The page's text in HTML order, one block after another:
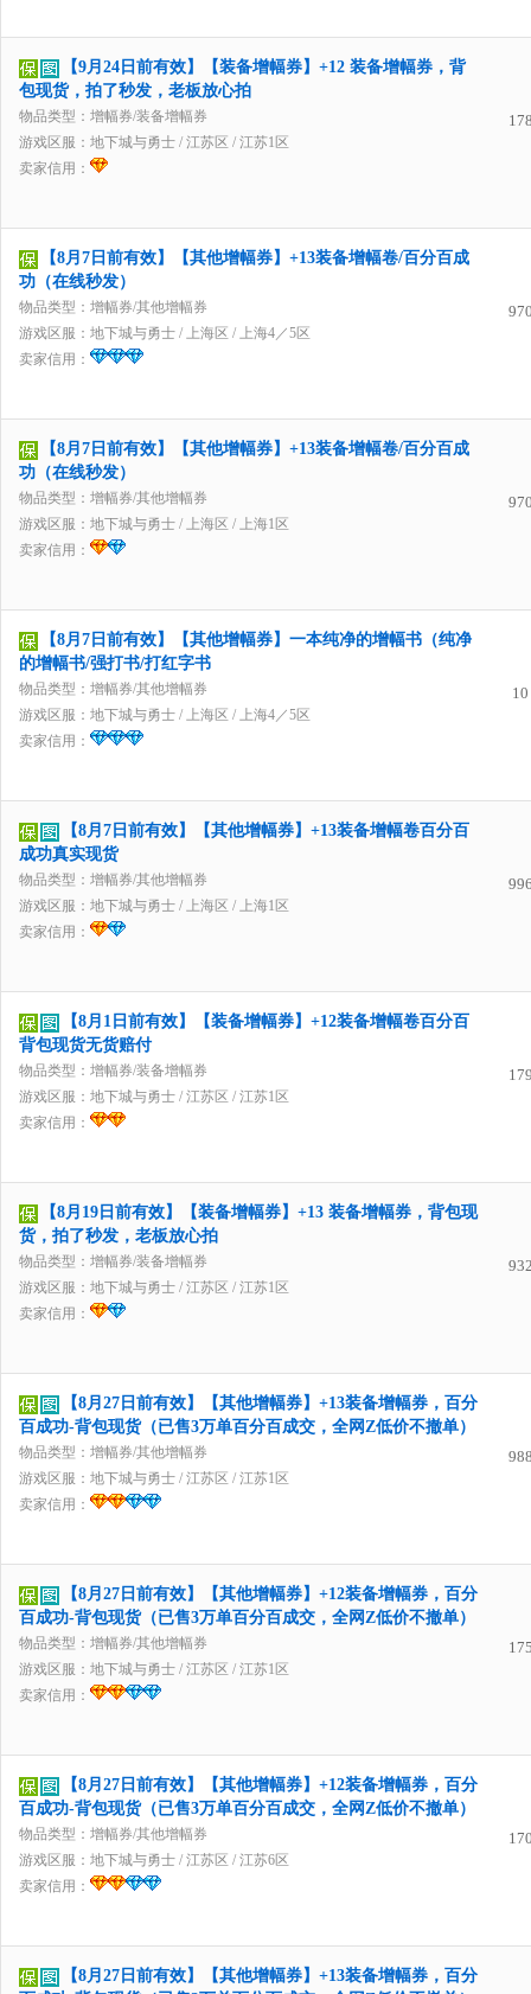
【9月24日前有效】【装备增幅券】+12 装备增幅券，背
包现货，拍了秒发，老板放心拍
物品类型：增幅券/装备增幅券
游戏区服： 地下城与勇士 / 江苏区 / 江苏1区
卖家信用：
【8月7日前有效】【其他增幅券】+13装备增幅卷/百分百成
功（在线秒发）
物品类型：增幅券/其他增幅券
游戏区服： 地下城与勇士 / 上海区 / 上海4／5区
卖家信用：
【8月7日前有效】【其他增幅券】+13装备增幅卷/百分百成
功（在线秒发）
物品类型：增幅券/其他增幅券
游戏区服： 地下城与勇士 / 上海区 / 上海1区
卖家信用：
【8月7日前有效】【其他增幅券】一本纯净的增幅书（纯净
的增幅书/强打书/打红字书
物品类型：增幅券/其他增幅券
游戏区服： 地下城与勇士 / 上海区 / 上海4／5区
卖家信用：
10
【8月7日前有效】【其他增幅券】+13装备增幅卷百分百
成功真实现货
物品类型：增幅券/其他增幅券
游戏区服： 地下城与勇士 / 上海区 / 上海1区
卖家信用：
【8月1日前有效】【装备增幅券】+12装备增幅卷百分百
背包现货无货赔付
物品类型：增幅券/装备增幅券
游戏区服： 地下城与勇士 / 江苏区 / 江苏1区
卖家信用：
【8月19日前有效】【装备增幅券】+13 装备增幅券，背包现
货，拍了秒发，老板放心拍
物品类型：增幅券/装备增幅券
游戏区服： 地下城与勇士 / 江苏区 / 江苏1区
卖家信用：
【8月27日前有效】【其他增幅券】+13装备增幅券，百分
百成功-背包现货（已售3万单百分百成交，全网Z低价不撤单）
物品类型：增幅券/其他增幅券
游戏区服： 地下城与勇士 / 江苏区 / 江苏1区
卖家信用：
【8月27日前有效】【其他增幅券】+12装备增幅券，百分
百成功-背包现货（已售3万单百分百成交，全网Z低价不撤单）
物品类型：增幅券/其他增幅券
游戏区服： 地下城与勇士 / 江苏区 / 江苏1区
卖家信用：
【8月27日前有效】【其他增幅券】+12装备增幅券，百分
百成功-背包现货（已售3万单百分百成交，全网Z低价不撤单）
物品类型：增幅券/其他增幅券
游戏区服： 地下城与勇士 / 江苏区 / 江苏6区
卖家信用：
【8月27日前有效】【其他增幅券】+13装备增幅券，百分